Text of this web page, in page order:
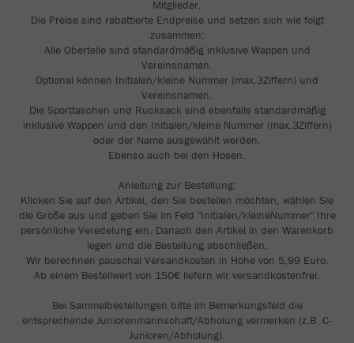
Mitglieder.
Die Preise sind rabattierte Endpreise und setzen sich wie folgt
zusammen:
Alle Oberteile sind standardmäßig inklusive Wappen und
Vereinsnamen.
Optional können Initialen/kleine Nummer (max.3Ziffern) und
Vereinsnamen.
Die Sporttaschen und Rucksack sind ebenfalls standardmäßig
inklusive Wappen und den Initialen/kleine Nummer (max.3Ziffern)
oder der Name ausgewählt werden.
Ebenso auch bei den Hosen.
Anleitung zur Bestellung:
Klicken Sie auf den Artikel, den Sie bestellen möchten, wählen Sie
die Größe aus und geben Sie im Feld "Initialen/kleineNummer" Ihre
persönliche Veredelung ein. Danach den Artikel in den Warenkorb
legen und die Bestellung abschließen.
Wir berechnen pauschal Versandkosten in Höhe von 5,99 Euro.
Ab einem Bestellwert von 150€ liefern wir versandkostenfrei.
Bei Sammelbestellungen bitte im Bemerkungsfeld die
entsprechende Juniorenmannschaft/Abholung vermerken (z.B. C-
Junioren/Abholung).